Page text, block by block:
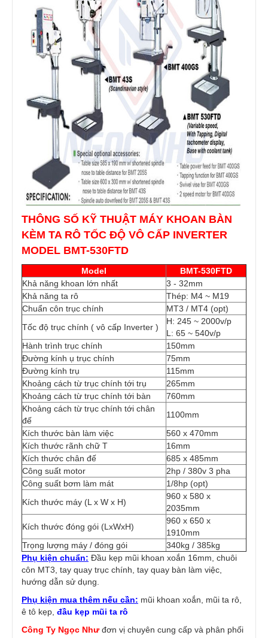
THÔNG SỐ KỸ THUẬT MÁY KHOAN BÀN
KÈM TA RÔ TỐC ĐỘ VÔ CẤP INVERTER
MODEL BMT-530FTD
Model
BMT-530FTD
Khả năng khoan lớn nhất
3 - 32mm
Khả năng ta rô
Thép: M4 ~ M19
Chuẩn côn trục chính
MT3 / MT4 (opt)
Tốc độ trục chính ( vô cấp Inverter )
H: 245 ~ 2000v/p
L: 65 ~ 540v/p
Hành trình trục chính
150mm
Đường kính ụ trục chính
75mm
Đường kính trụ
115mm
Khoảng cách từ trục chính tới trụ
265mm
Khoảng cách từ trục chính tới bàn
760mm
Khoảng cách từ trục chính tới chân
đế
1100mm
Kích thước bàn làm việc
560 x 470mm
Kích thước rãnh chữ T
16mm
Kích thước chân đế
685 x 485mm
Công suất motor
2hp / 380v 3 pha
Công suất bơm làm mát
1/8hp (opt)
Kích thước máy (L x W x H)
960 x 580 x
2035mm
Kích thước đóng gói (LxWxH)
960 x 650 x
1910mm
Trọng lượng máy / đóng gói
340kg / 385kg
Phụ kiện chuẩn: Đầu kẹp mũi khoan xoắn 16mm, chuôi
côn MT3, tay quay trục chính, tay quay bàn làm việc,
hướng dẫn sử dụng.
Phụ kiện mua thêm nếu cần: mũi khoan xoắn, mũi ta rô,
ê tô kẹp, đầu kẹp mũi ta rô
Công Ty Ngọc Nhưđơn vị chuyên cung cấp và phân phối